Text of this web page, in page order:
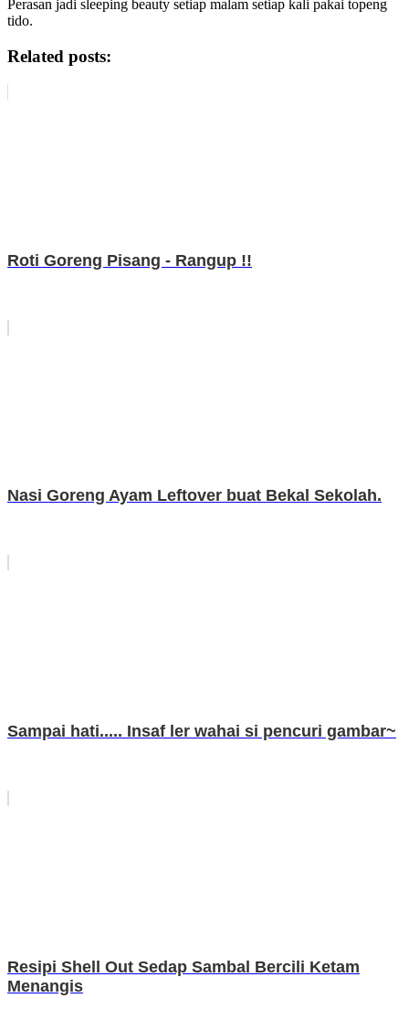
Perasan jadi sleeping beauty setiap malam setiap kali pakai topeng
tido.
Related posts:
Roti Goreng Pisang - Rangup !!
Nasi Goreng Ayam Leftover buat Bekal Sekolah.
Sampai hati..... Insaf ler wahai si pencuri gambar~
Resipi Shell Out Sedap Sambal Bercili Ketam
Menangis